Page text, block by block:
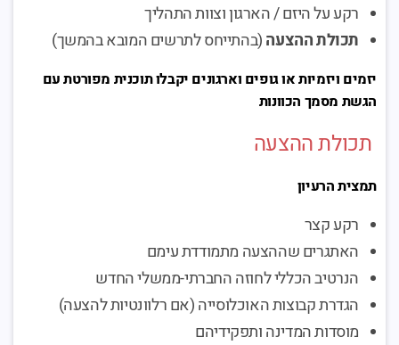
רקע על היזם / הארגון וצוות התהליך
תכולת ההצעה(בהתייחס לתרשים המובא בהמשך)
יזמים ויזמיות או גופים וארגונים יקבלו תוכנית מפורטת עם
הגשת מסמך הכוונות
תכולת ההצעה
תמצית הרעיון
רקע קצר
האתגרים שההצעה מתמודדת עימם
הנרטיב הכללי לחוזה החברתי-ממשלי החדש
הגדרת קבוצות האוכלוסייה (אם רלוונטיות להצעה)
מוסדות המדינה ותפקידיהם